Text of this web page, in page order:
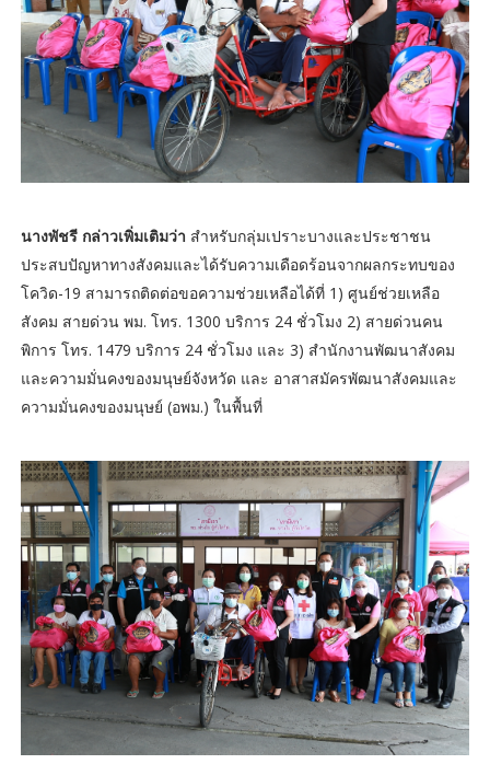
นางพัชรี กล่าวเพิ่มเติมว่า สำหรับกลุ่มเปราะบางและประชาชน
ประสบปัญหาทางสังคมและได้รับความเดือดร้อนจากผลกระทบของ
โควิด-19 สามารถติดต่อขอความช่วยเหลือได้ที่ 1) ศูนย์ช่วยเหลือ
สังคม สายด่วน พม. โทร. 1300 บริการ 24 ชั่วโมง 2) สายด่วนคน
พิการ โทร. 1479 บริการ 24 ชั่วโมง และ 3) สำนักงานพัฒนาสังคม
และความมั่นคงของมนุษย์จังหวัด และ อาสาสมัครพัฒนาสังคมและ
ความมั่นคงของมนุษย์ (อพม.) ในพื้นที่